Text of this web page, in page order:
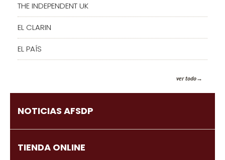
THE INDEPENDENT UK
EL CLARIN
EL PAÍS
ver todo
NOTICIAS AFSDP
TIENDA ONLINE